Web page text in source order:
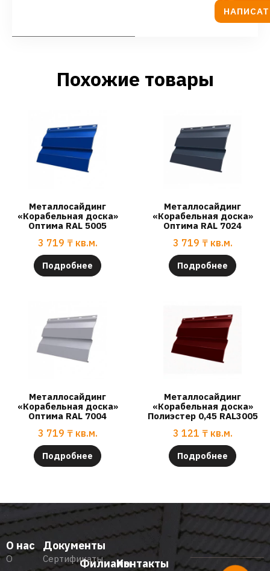
Похожие товары
Металлосайдинг
«Корабельная доска»
Оптима RAL 5005
3 719 ₸ кв.м.
Подробнее
Металлосайдинг
«Корабельная доска»
Оптима RAL 7024
3 719 ₸ кв.м.
Подробнее
Металлосайдинг
«Корабельная доска»
Оптима RAL 7004
3 719 ₸ кв.м.
Подробнее
Металлосайдинг
«Корабельная доска»
Полиэстер 0,45 RAL3005
3 121 ₸ кв.м.
Подробнее
О нас
О
Документы
СертификатыФилиалыКонтакты